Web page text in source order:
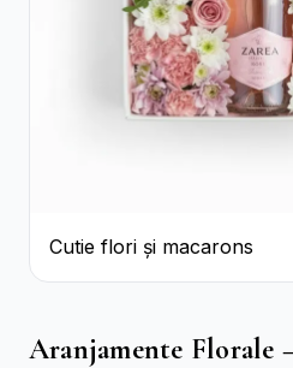
Cutie flori și macarons
Aranjamente Florale